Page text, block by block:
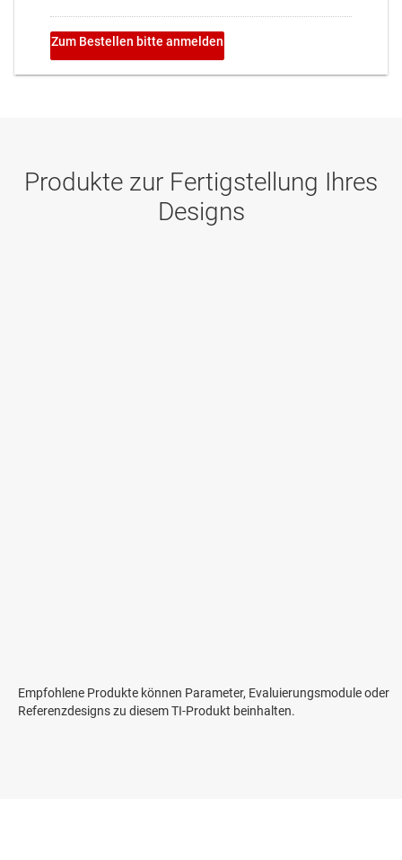
Empfohlene Produkte können Parameter, Evaluierungsmodule oder
Referenzdesigns zu diesem TI-Produkt beinhalten.